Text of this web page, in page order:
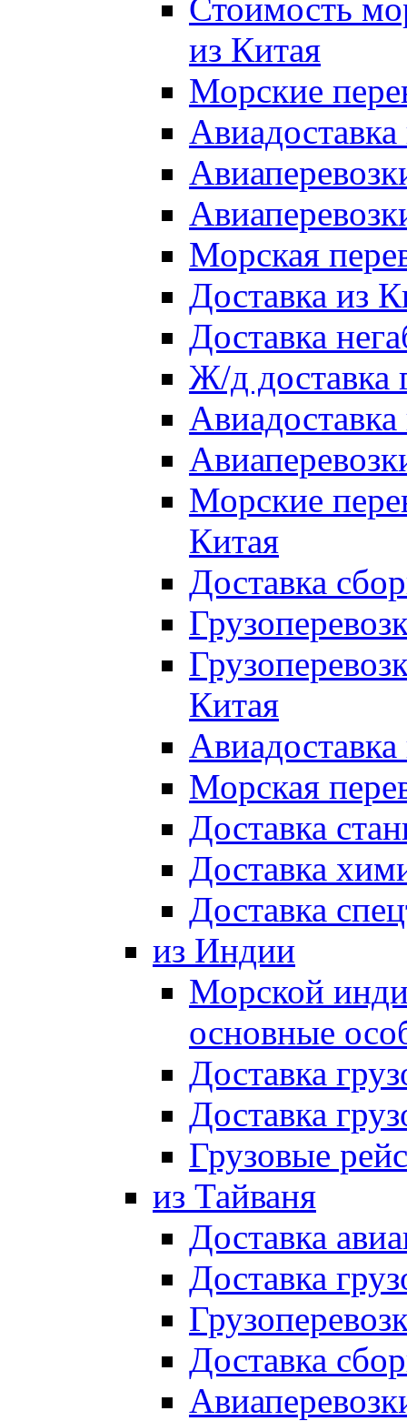
Стоимость
из Китая
Морские
Морская
Доставка из
Доставка
Ж/д доставка
Морские
Китая
Доставка
Китая
Морская
Доставка
Доставка
Доставка
из Индии
Морской
основные
Доставка
Доставка
Грузовые
из Тайваня
Доставка
Доставка
Доставка